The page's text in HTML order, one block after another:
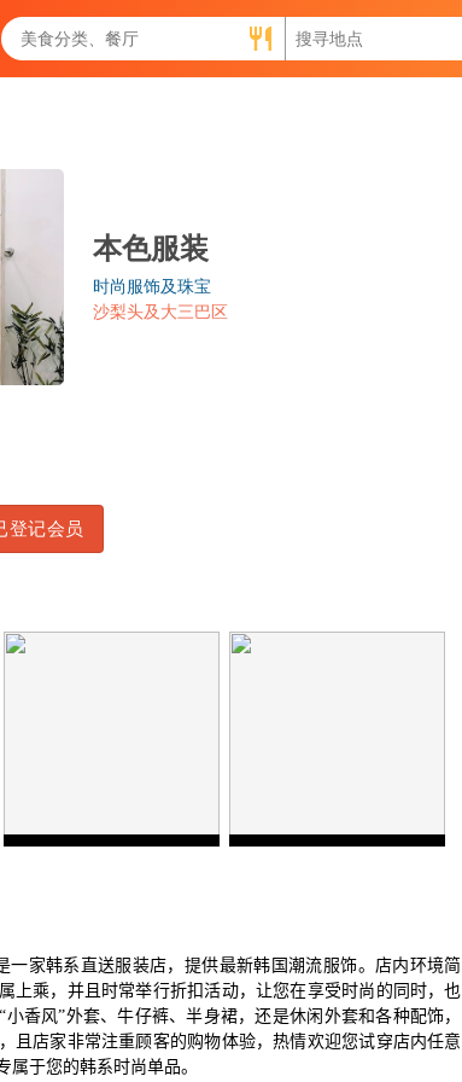
本色服装
时尚服饰及珠宝
沙梨头及大三巴区
登记会员
一家韩系直送服装店，提供最新韩国潮流服饰。店内环境简
上乘，并且时常举行折扣活动，让您在享受时尚的同时，也
香风”外套、牛仔裤、半身裙，还是休闲外套和各种配饰，
且店家非常注重顾客的购物体验，热情欢迎您试穿店内任意
属于您的韩系时尚单品。